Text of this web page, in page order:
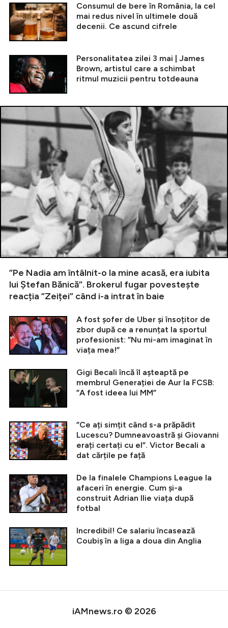
Consumul de bere în România, la cel
mai redus nivel în ultimele două
decenii. Ce ascund cifrele
Personalitatea zilei 3 mai | James
Brown, artistul care a schimbat
ritmul muzicii pentru totdeauna
”Pe Nadia am întâlnit-o la mine acasă, era iubita
lui Ștefan Bănică”. Brokerul fugar povestește
reacția ”Zeiței” când i-a intrat în baie
A fost șofer de Uber și însoțitor de
zbor după ce a renunțat la sportul
profesionist: ”Nu mi-am imaginat în
viața mea!”
Gigi Becali încă îl așteaptă pe
membrul Generației de Aur la FCSB:
”A fost ideea lui MM”
”Ce ați simțit când s-a prăpădit
Lucescu? Dumneavoastră și Giovanni
erați certați cu el”. Victor Becali a
dat cărțile pe față
De la finalele Champions League la
afaceri în energie. Cum și-a
construit Adrian Ilie viața după
fotbal
Incredibil! Ce salariu încasează
Coubiș în a liga a doua din Anglia
iAMnews.ro © 2026